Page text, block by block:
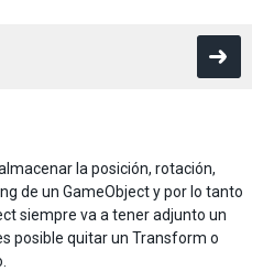
la posición, rotación,
de un GameObject y por lo tanto
siempre va a tener adjunto un
posible quitar un Transform o